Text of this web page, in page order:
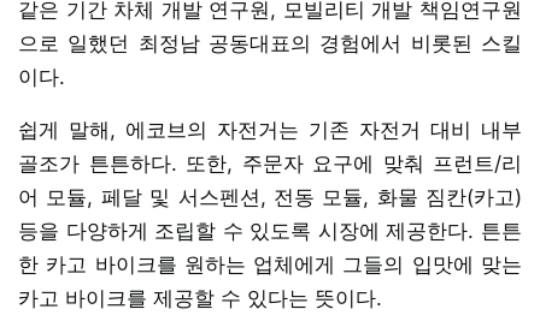
같은 기간 차체 개발 연구원, 모빌리티 개발 책임연구원
으로 일했던 최정남 공동대표의 경험에서 비롯된 스킬
이다.
쉽게 말해, 에코브의 자전거는 기존 자전거 대비 내부
골조가 튼튼하다. 또한, 주문자 요구에 맞춰 프런트/리
어 모듈, 페달 및 서스펜션, 전동 모듈, 화물 짐칸(카고)
등을 다양하게 조립할 수 있도록 시장에 제공한다. 튼튼
한 카고 바이크를 원하는 업체에게 그들의 입맛에 맞는
카고 바이크를 제공할 수 있다는 뜻이다.